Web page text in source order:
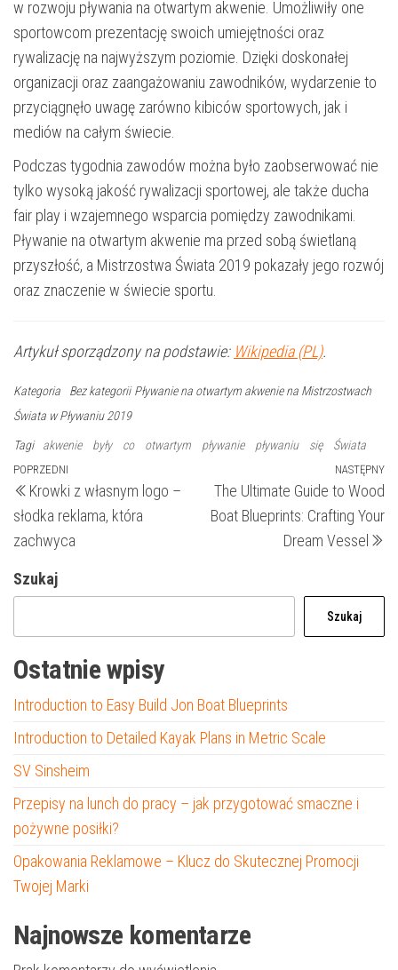
w rozwoju pływania na otwartym akwenie. Umożliwiły one
sportowcom prezentację swoich umiejętności oraz
rywalizację na najwyższym poziomie. Dzięki doskonałej
organizacji oraz zaangażowaniu zawodników, wydarzenie to
przyciągnęło uwagę zarówno kibiców sportowych, jak i
mediów na całym świecie.
Podczas tygodnia zawodów można było zaobserwować nie
tylko wysoką jakość rywalizacji sportowej, ale także ducha
fair play i wzajemnego wsparcia pomiędzy zawodnikami.
Pływanie na otwartym akwenie ma przed sobą świetlaną
przyszłość, a Mistrzostwa Świata 2019 pokazały jego rozwój
oraz znaczenie w świecie sportu.
Artykuł sporządzony na podstawie: Wikipedia (PL).
Kategoria Bez kategorii Pływanie na otwartym akwenie na Mistrzostwach
Świata w Pływaniu 2019
Tagi akwenie były co otwartym pływanie pływaniu się Świata
Nawigacja
wpisu
Poprzedni
wpis
POPRZEDNI
Krowki z własnym logo –
słodka reklama, która
zachwyca
NASTĘPNY
The Ultimate Guide to Wood
Boat Blueprints: Crafting Your
Dream Vessel
Szukaj
Szukaj
Ostatnie wpisy
Introduction to Easy Build Jon Boat Blueprints
Introduction to Detailed Kayak Plans in Metric Scale
SV Sinsheim
Przepisy na lunch do pracy – jak przygotować smaczne i
pożywne posiłki?
Opakowania Reklamowe – Klucz do Skutecznej Promocji
Twojej Marki
Najnowsze komentarze